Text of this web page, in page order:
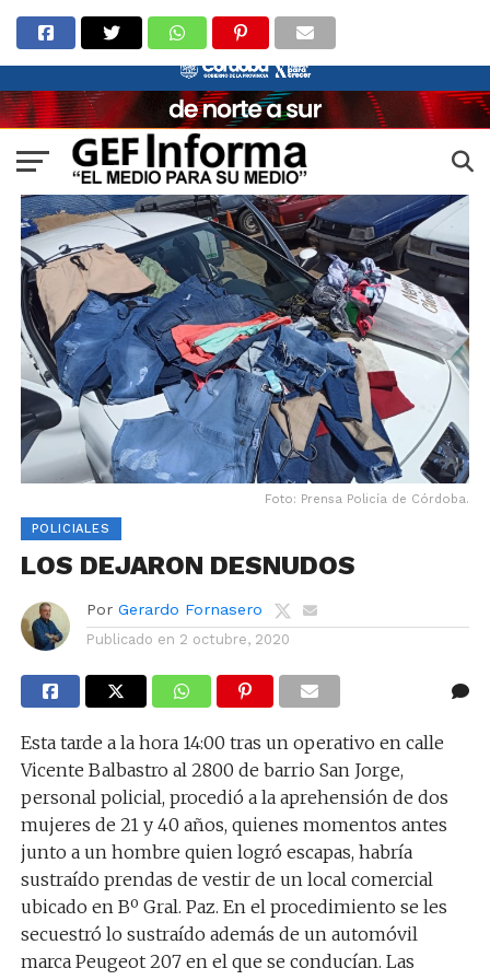
Foto: Prensa Policía de Córdoba.
POLICIALES
LOS DEJARON DESNUDOS
Por Gerardo Fornasero
Publicado en 2 octubre, 2020
Esta tarde a la hora 14:00 tras un operativo en calle
Vicente Balbastro al 2800 de barrio San Jorge,
personal policial, procedió a la aprehensión de dos
mujeres de 21 y 40 años, quienes momentos antes
junto a un hombre quien logró escapas, habría
sustraído prendas de vestir de un local comercial
ubicado en Bº Gral. Paz. En el procedimiento se les
secuestró lo sustraído además de un automóvil
marca Peugeot 207 en el que se conducían. Las